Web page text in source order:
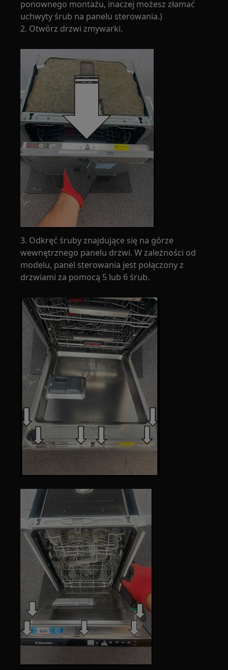
ponownego montażu, inaczej możesz złamać
uchwyty śrub na panelu sterowania.)
2. Otwórz drzwi zmywarki.
3. Odkręć śruby znajdujące się na górze
wewnętrznego panelu drzwi. W zależności od
modelu, panel sterowania jest połączony z
drzwiami za pomocą 5 lub 6 śrub.